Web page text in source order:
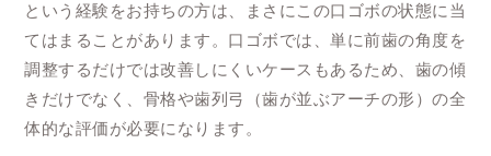
という経験をお持ちの方は、まさにこの口ゴボの状態に当
てはまることがあります。口ゴボでは、単に前歯の角度を
調整するだけでは改善しにくいケースもあるため、歯の傾
きだけでなく、骨格や歯列弓（歯が並ぶアーチの形）の全
体的な評価が必要になります。